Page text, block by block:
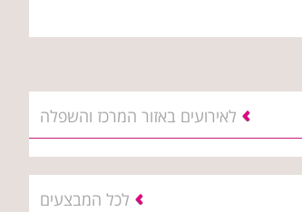
לאירועים באזור המרכז והשפלה
לכל המבצעים